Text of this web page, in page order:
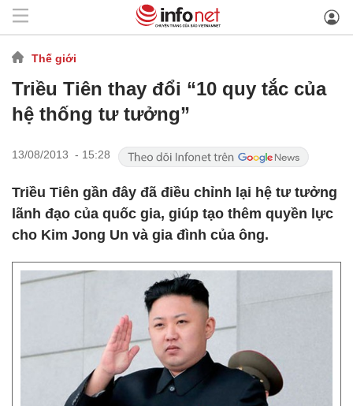
Thế giới
Triều Tiên thay đổi “10 quy tắc của
hệ thống tư tưởng”
13/08/2013 - 15:28
Triều Tiên gần đây đã điều chỉnh lại hệ tư tưởng
lãnh đạo của quốc gia, giúp tạo thêm quyền lực
cho Kim Jong Un và gia đình của ông.